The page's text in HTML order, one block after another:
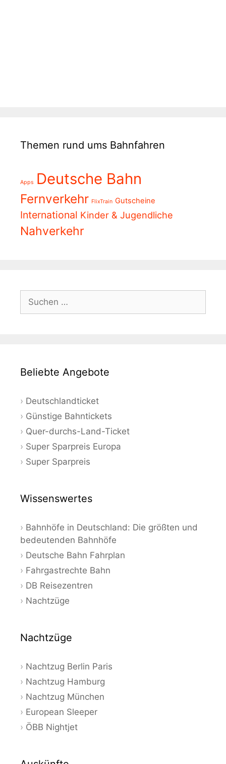
Themen rund ums Bahnfahren
Apps Deutsche Bahn
Fernverkehr FlixTrain Gutscheine
International Kinder & Jugendliche
Nahverkehr
nach:
Beliebte Angebote
Deutschlandticket
Günstige Bahntickets
Quer-durchs-Land-Ticket
Super Sparpreis Europa
Super Sparpreis
Wissenswertes
Bahnhöfe in Deutschland: Die größten und
bedeutenden Bahnhöfe
Deutsche Bahn Fahrplan
Fahrgastrechte Bahn
DB Reisezentren
Nachtzüge
Nachtzüge
Nachtzug Berlin Paris
Nachtzug Hamburg
Nachtzug München
European Sleeper
ÖBB Nightjet